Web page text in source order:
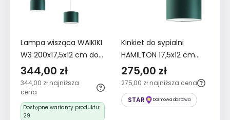
Lampa wisząca WAIKIKI
W3 200x17,5x12 cm do
salonu z regulacją
zieleń butelkowa
344,00 zł
344,00 zł najniższa
cena
Dostępne warianty produktu:
29
Kinkiet do sypialni
HAMILTON 17,5x12 cm
ruchomy z abażurem
zielony
275,00 zł
275,00 zł najniższa cena
STAR
Darmowa dostawa